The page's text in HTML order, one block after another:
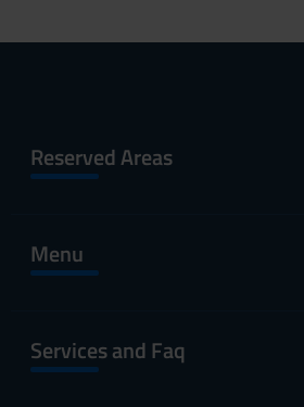
Reserved Areas
Menu
Services and Faq